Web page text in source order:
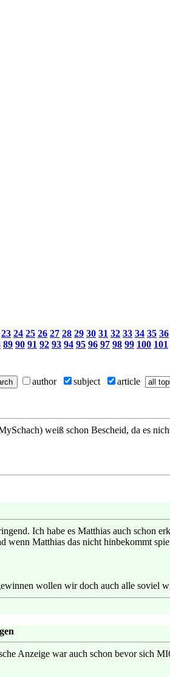
23 24 25 26 27 28 29 30 31 32 33 34 35 36
89 90 91 92 93 94 95 96 97 98 99 100 101
author subject article
weiß schon Bescheid, da es
Ich habe es Matthias auch schon
wenn Matthias das nicht hinbekommt
wollen wir doch auch alle soviel
Anzeige war auch schon bevor sich